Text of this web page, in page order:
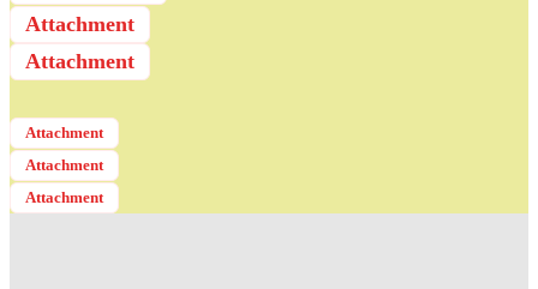
Attachment
Attachment
Attachment
Attachment
Attachment